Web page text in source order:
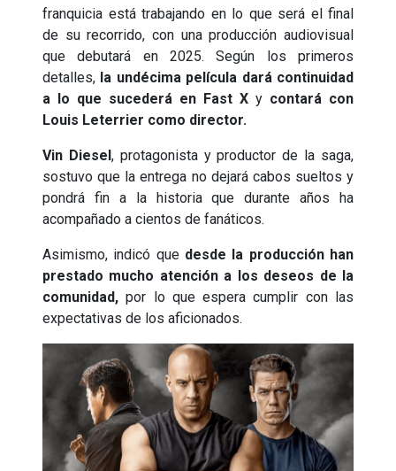
franquicia está trabajando en lo que será el final
de su recorrido, con una producción audiovisual
que debutará en 2025. Según los primeros
detalles, la undécima película dará continuidad
a lo que sucederá en Fast X y contará con
Louis Leterrier como director.
Vin Diesel, protagonista y productor de la saga,
sostuvo que la entrega no dejará cabos sueltos y
pondrá fin a la historia que durante años ha
acompañado a cientos de fanáticos.
Asimismo, indicó que desde la producción han
prestado mucho atención a los deseos de la
comunidad, por lo que espera cumplir con las
expectativas de los aficionados.